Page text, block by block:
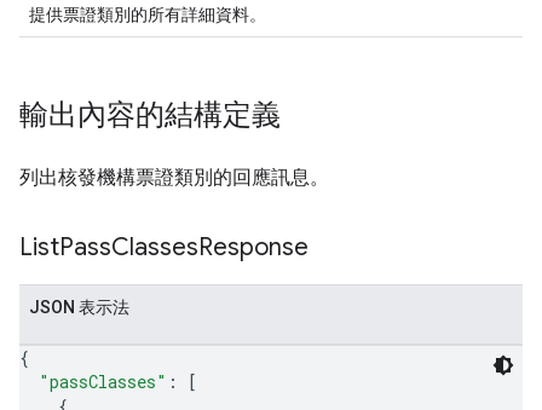
提供票證類別的所有詳細資料。
輸出內容的結構定義
列出核發機構票證類別的回應訊息。
ListPassClassesResponse
JSON 表示法
{
"passClasses" :
[